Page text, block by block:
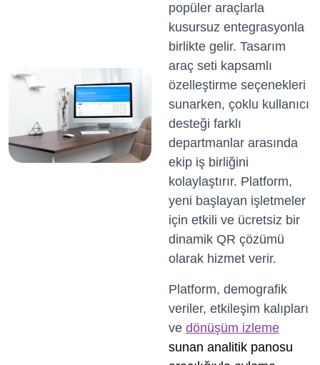
popüler araçlarla
kusursuz entegrasyonla
birlikte gelir. Tasarım
araç seti kapsamlı
özelleştirme seçenekleri
sunarken, çoklu kullanıcı
desteği farklı
departmanlar arasında
ekip iş birliğini
kolaylaştırır. Platform,
yeni başlayan işletmeler
için etkili ve ücretsiz bir
dinamik QR çözümü
olarak hizmet verir.
Platform, demografik
veriler, etkileşim kalıpları
ve dönüşüm izleme
sunan analitik panosu